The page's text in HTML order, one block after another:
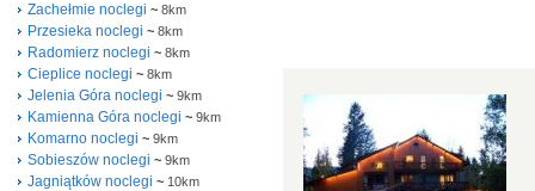
Zachełmie noclegi ~ 8km
Przesieka noclegi ~ 8km
Radomierz noclegi ~ 8km
Cieplice noclegi ~ 8km
Jelenia Góra noclegi ~ 9km
Kamienna Góra noclegi ~ 9km
Komarno noclegi ~ 9km
Sobieszów noclegi ~ 9km
Jagniątków noclegi ~ 10km